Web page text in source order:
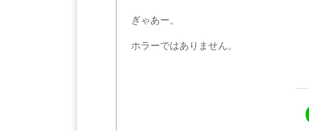
ぎゃあー。
ホラーではありません。